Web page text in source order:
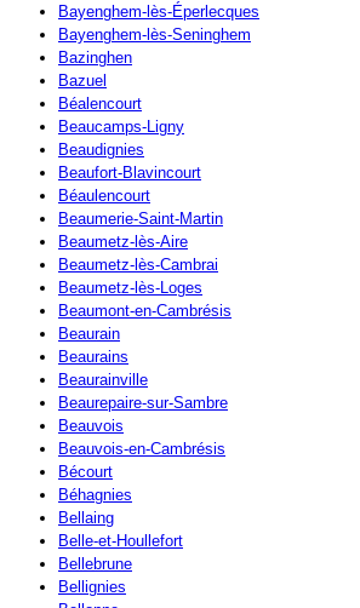
Bayenghem-lès-Éperlecques
Bayenghem-lès-Seninghem
Bazinghen
Bazuel
Béalencourt
Beaucamps-Ligny
Beaudignies
Beaufort-Blavincourt
Béaulencourt
Beaumerie-Saint-Martin
Beaumetz-lès-Aire
Beaumetz-lès-Cambrai
Beaumetz-lès-Loges
Beaumont-en-Cambrésis
Beaurain
Beaurains
Beaurainville
Beaurepaire-sur-Sambre
Beauvois
Beauvois-en-Cambrésis
Bécourt
Béhagnies
Bellaing
Belle-et-Houllefort
Bellebrune
Bellignies